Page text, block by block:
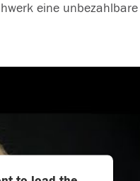
eine unbezahlbare